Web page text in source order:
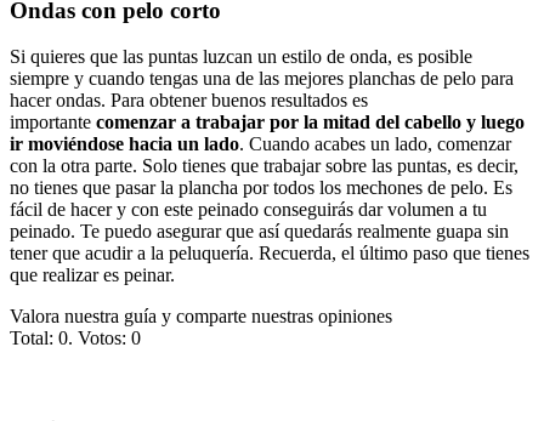
Ondas con pelo corto
Si quieres que las puntas luzcan un estilo de onda, es posible
siempre y cuando tengas una de las mejores planchas de pelo para
hacer ondas. Para obtener buenos resultados es
importante comenzar a trabajar por la mitad del cabello y luego
ir moviéndose hacia un lado. Cuando acabes un lado, comenzar
con la otra parte. Solo tienes que trabajar sobre las puntas, es decir,
no tienes que pasar la plancha por todos los mechones de pelo. Es
fácil de hacer y con este peinado conseguirás dar volumen a tu
peinado. Te puedo asegurar que así quedarás realmente guapa sin
tener que acudir a la peluquería. Recuerda, el último paso que tienes
que realizar es peinar.
Valora nuestra guía y comparte nuestras opiniones
Total: 0. Votos: 0